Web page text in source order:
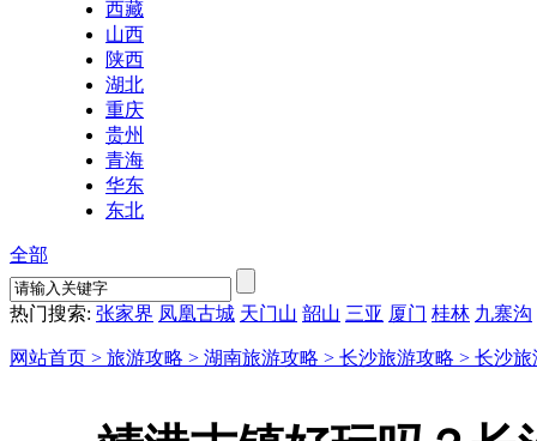
西藏
山西
陕西
湖北
重庆
贵州
青海
华东
东北
全部
热门搜索: 张家界 凤凰古城 天门山 韶山 三亚 厦门 桂林 九寨沟
网站首页 > 旅游攻略 > 湖南旅游攻略 > 长沙旅游攻略 > 长沙旅